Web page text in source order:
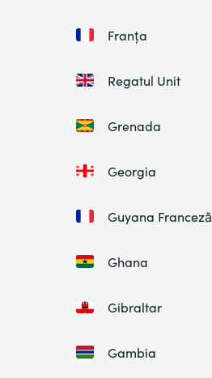
Franța
Regatul Unit
Grenada
Georgia
Guyana Franceză
Ghana
Gibraltar
Gambia